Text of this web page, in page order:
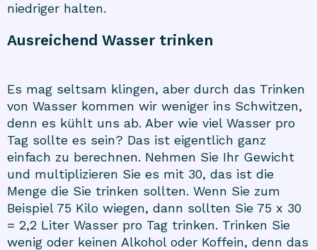
niedriger halten.
Ausreichend Wasser trinken
Es mag seltsam klingen, aber durch das Trinken
von Wasser kommen wir weniger ins Schwitzen,
denn es kühlt uns ab. Aber wie viel Wasser pro
Tag sollte es sein? Das ist eigentlich ganz
einfach zu berechnen. Nehmen Sie Ihr Gewicht
und multiplizieren Sie es mit 30, das ist die
Menge die Sie trinken sollten. Wenn Sie zum
Beispiel 75 Kilo wiegen, dann sollten Sie 75 x 30
= 2,2 Liter Wasser pro Tag trinken. Trinken Sie
wenig oder keinen Alkohol oder Koffein, denn das